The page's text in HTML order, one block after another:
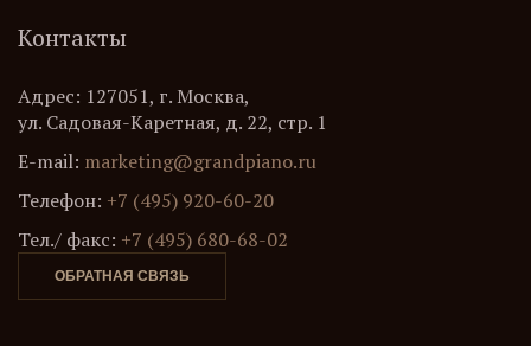
Контакты
Адрес: 127051, г. Москва,
ул. Садовая-Каретная, д. 22, стр. 1
E-mail: marketing@grandpiano.ru
Телефон: +7 (495) 920-60-20
Тел./ факс: +7 (495) 680-68-02
ОБРАТНАЯ СВЯЗЬ